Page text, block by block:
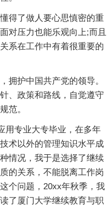
得了做人要心思慎密的重
对压力也能乐观向上;而且
系在工作中有着很重要的
拥护中国共产党的领导。
、政策和路线，自觉遵守
范。
用专业大专毕业，在多年
术以外的管理知识水平成
情况，我于是选择了继续
的关系，不能脱离工作岗
个问题，20xx年秋季，我
了厦门大学继续教育与职